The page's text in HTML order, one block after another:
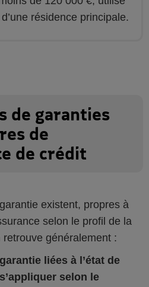
résidence principale.
de garanties
de
de crédit
existent, propres à
selon le profil de la
généralement :
liées à l’état de
selon le